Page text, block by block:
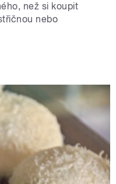
než si koupit
nebo